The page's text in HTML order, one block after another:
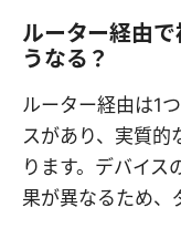
ルーター経由
うなる？
ルーター経由は1
スがあり、実質的
ります。デバイス
果が異なるため、